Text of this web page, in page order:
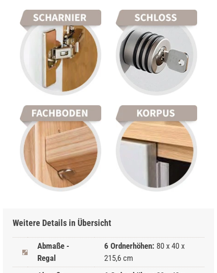
Weitere Details in Übersicht
Abmaße -
Regal
6 Ordnerhöhen: 80 x 40 x
215,6 cm